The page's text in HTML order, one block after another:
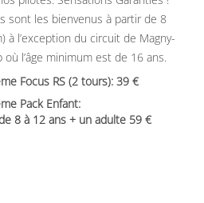
sont les bienvenus à partir de 8
à l’exception du circuit de Magny-
où l’âge minimum est de 16 ans.
Focus RS (2 tours): 39
Pack Enfant:
8 à 12 ans + un adulte 59